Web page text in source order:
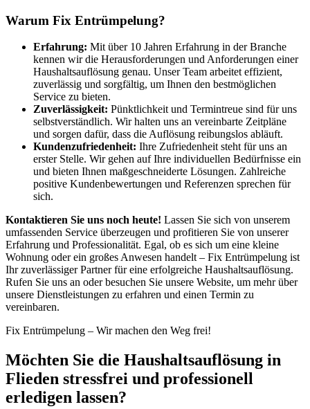
Warum Fix Entrümpelung?
Erfahrung: Mit über 10 Jahren Erfahrung in der Branche
kennen wir die Herausforderungen und Anforderungen einer
Haushaltsauflösung genau. Unser Team arbeitet effizient,
zuverlässig und sorgfältig, um Ihnen den bestmöglichen
Service zu bieten.
Zuverlässigkeit: Pünktlichkeit und Termintreue sind für uns
selbstverständlich. Wir halten uns an vereinbarte Zeitpläne
und sorgen dafür, dass die Auflösung reibungslos abläuft.
Kundenzufriedenheit: Ihre Zufriedenheit steht für uns an
erster Stelle. Wir gehen auf Ihre individuellen Bedürfnisse ein
und bieten Ihnen maßgeschneiderte Lösungen. Zahlreiche
positive Kundenbewertungen und Referenzen sprechen für
sich.
Kontaktieren Sie uns noch heute! Lassen Sie sich von unserem
umfassenden Service überzeugen und profitieren Sie von unserer
Erfahrung und Professionalität. Egal, ob es sich um eine kleine
Wohnung oder ein großes Anwesen handelt – Fix Entrümpelung ist
Ihr zuverlässiger Partner für eine erfolgreiche Haushaltsauflösung.
Rufen Sie uns an oder besuchen Sie unsere Website, um mehr über
unsere Dienstleistungen zu erfahren und einen Termin zu
vereinbaren.
Fix Entrümpelung – Wir machen den Weg frei!
Möchten Sie die Haushaltsauflösung in
Flieden stressfrei und professionell
erledigen lassen?